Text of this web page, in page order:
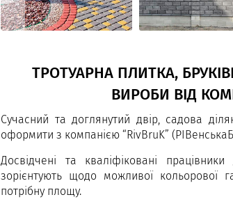
ТРОТУАРНА ПЛИТКА,
ВИРОБИ ВІД
Сучасний та доглянутий двір, садова
оформити з компанією “RivBruK”
Досвідчені та кваліфіковані
зорієнтують щодо можливої кольорової
потрібну площу.